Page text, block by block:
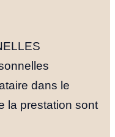
dans le
la prestation sont